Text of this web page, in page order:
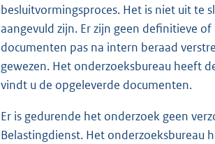
besluitvormingsproces. Het is niet uit te
aangevuld zijn. Er zijn geen definitieve
documenten pas na intern beraad
gewezen. Het onderzoeksbureau heeft
vindt u de opgeleverde documenten.
Er is gedurende het onderzoek geen
Belastingdienst. Het onderzoeksbureau